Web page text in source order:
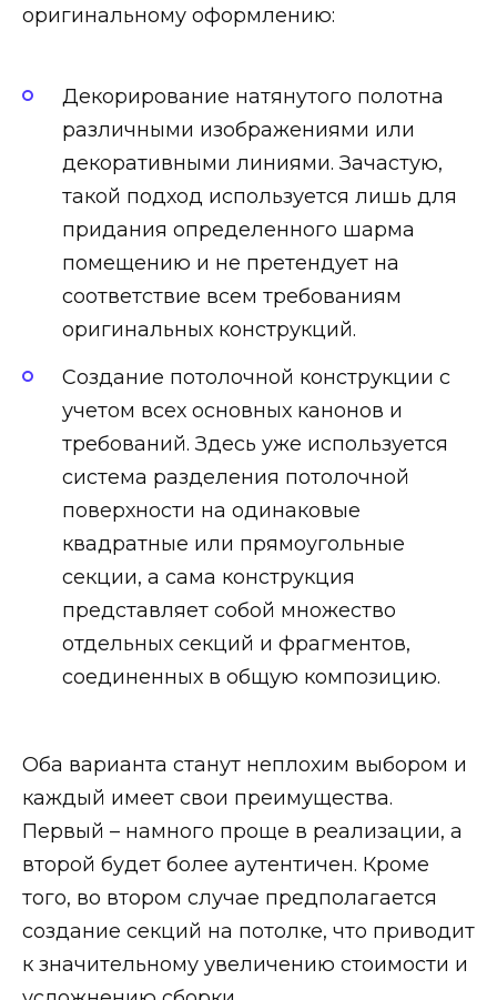
оригинальному оформлению:
Декорирование натянутого полотна
различными изображениями или
декоративными линиями. Зачастую,
такой подход используется лишь для
придания определенного шарма
помещению и не претендует на
соответствие всем требованиям
оригинальных конструкций.
Создание потолочной конструкции с
учетом всех основных канонов и
требований. Здесь уже используется
система разделения потолочной
поверхности на одинаковые
квадратные или прямоугольные
секции, а сама конструкция
представляет собой множество
отдельных секций и фрагментов,
соединенных в общую композицию.
Оба варианта станут неплохим выбором и
каждый имеет свои преимущества.
Первый – намного проще в реализации, а
второй будет более аутентичен. Кроме
того, во втором случае предполагается
создание секций на потолке, что приводит
к значительному увеличению стоимости и